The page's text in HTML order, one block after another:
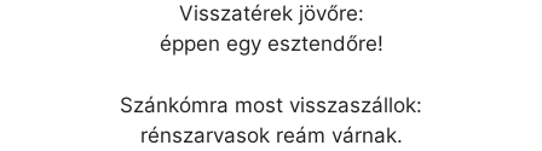
Visszatérek jövőre:
éppen egy esztendőre!
Szánkómra most visszaszállok:
rénszarvasok reám várnak.